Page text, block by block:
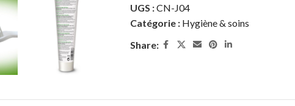
UGS :CN-J04
Catégorie : Hygiène & soins
Share: